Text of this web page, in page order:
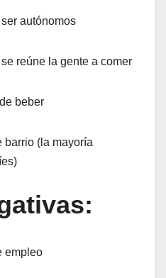
autónomos
reúne la gente a comer
beber
barrio (la mayoría
empleo